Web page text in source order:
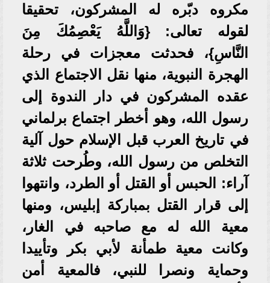
مكروه دبّره له المشركون، تحقيقا
لقوله تعالى: {وَاللَّهُ يَعْصِمُكَ مِنَ
النَّاسِ}، فحدثت معجزات في رحلة
الهجرة النبوية، منها نقل الاجتماع الذي
عقده المشركون في دار الندوة إلى
رسول الله، وهو أخطر اجتماع برلماني
في تاريخ العرب قبل الإسلام حول آلية
التخلص من رسول الله، وطُرحت ثلاثة
آراء: الحبس أو القتل أو الطرد، وانتهوا
إلى قرار القتل بمباركة إبليس، ومنها
معية الله له مع صاحبه في الغار،
وكانت معية طمأنة لأبي بكر وتأييدا
وحماية ونصرا للنبي، فالمعية أمن